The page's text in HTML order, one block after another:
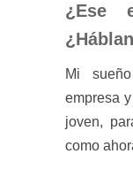
¿Ese
Mi
empresa
joven,
como